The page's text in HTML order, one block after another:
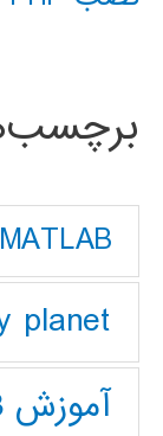
planet
آموزش MATLAB